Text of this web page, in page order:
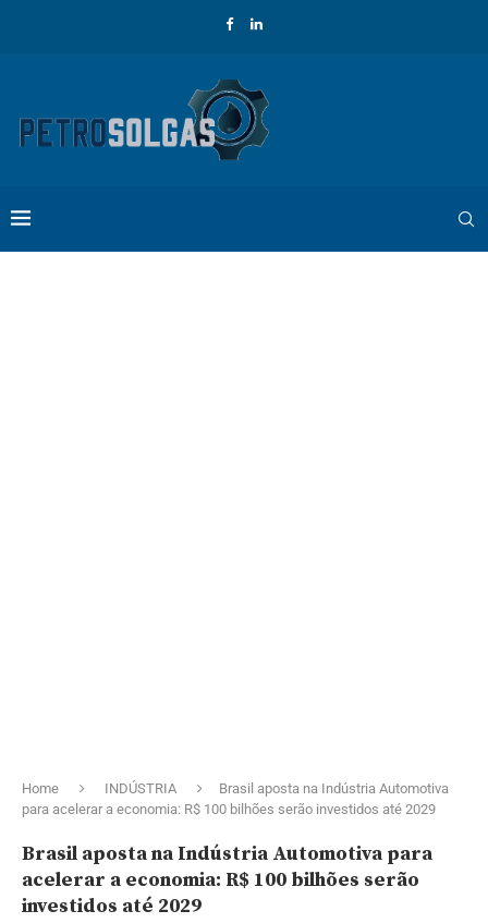
Home INDÚSTRIA
Brasil aposta na Indústria Automotiva
para acelerar a economia: R$ 100 bilhões serão investidos até 2029
Brasil aposta na Indústria Automotiva para
acelerar a economia: R$ 100 bilhões serão
investidos até 2029